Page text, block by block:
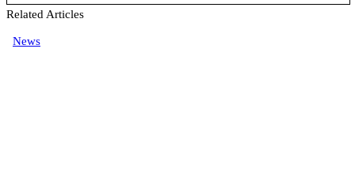
Related Articles
News